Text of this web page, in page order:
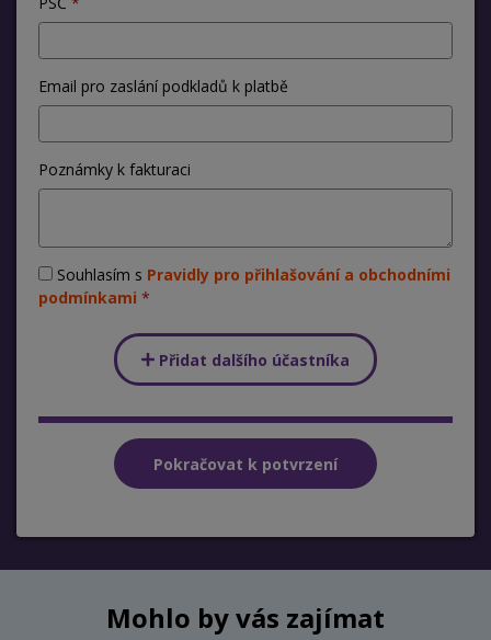
Email pro zaslání podkladů k platbě
Poznámky k fakturaci
Souhlasím s Pravidly pro přihlašování a obchodními
podmínkami
Přidat dalšího účastníka
Mohlo by vás zajímat